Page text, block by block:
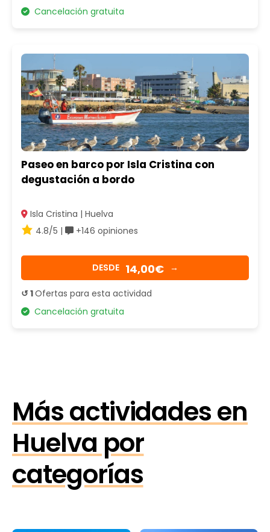
Cancelación gratuita
Paseo en barco por Isla Cristina con
degustación a bordo
Isla Cristina | Huelva
4.8/5 |
+146 opiniones
DESDE 14,00€ →
↺ 1Ofertas para esta actividad
Cancelación gratuita
Más actividades en
Huelva por
categorías